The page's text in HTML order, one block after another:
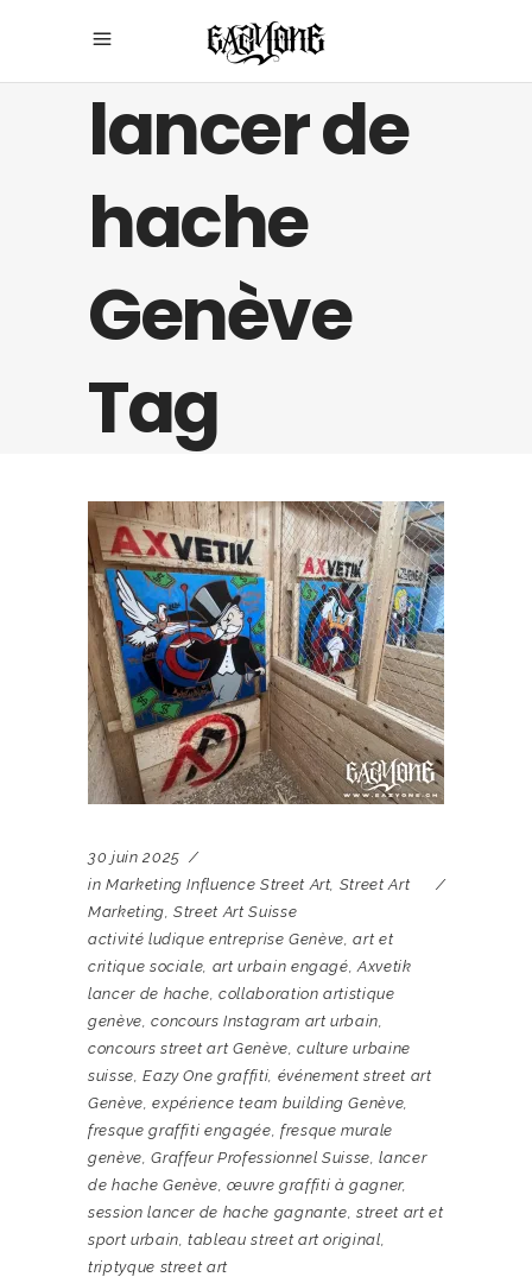
lancer de
hache
Genève
Tag
30 juin 2025
in Marketing Influence Street Art, Street Art
Marketing,Street Art Suisse
activité ludique entreprise Genève,art et
critique sociale, art urbain engagé,Axvetik
lancer de hache,collaboration artistique
genève,concours Instagram art urbain,
concours street art Genève,culture urbaine
suisse,Eazy One graffiti, événement street art
Genève,expérience team building Genève,
fresque graffiti engagée, fresque murale
genève,Graffeur Professionnel Suisse,lancer
de hache Genève,œuvre graffiti à gagner,
session lancer de hache gagnante,street art et
sport urbain,tableau street art original,
triptyque street art